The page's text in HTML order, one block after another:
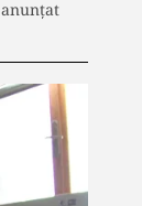
anunțat